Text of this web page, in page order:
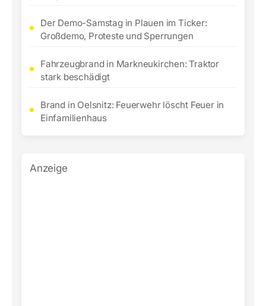
Der Demo-Samstag in Plauen im Ticker:
Großdemo, Proteste und Sperrungen
Fahrzeugbrand in Markneukirchen: Traktor
stark beschädigt
Brand in Oelsnitz: Feuerwehr löscht Feuer in
Einfamilienhaus
Anzeige